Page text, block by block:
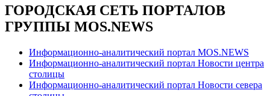
ГОРОДСКАЯ СЕТЬ ПОРТАЛОВ
ГРУППЫ MOS.NEWS
Информационно-аналитический портал MOS.NEWS
Информационно-аналитический портал Новости центра
столицы
Информационно-аналитический портал Новости севера